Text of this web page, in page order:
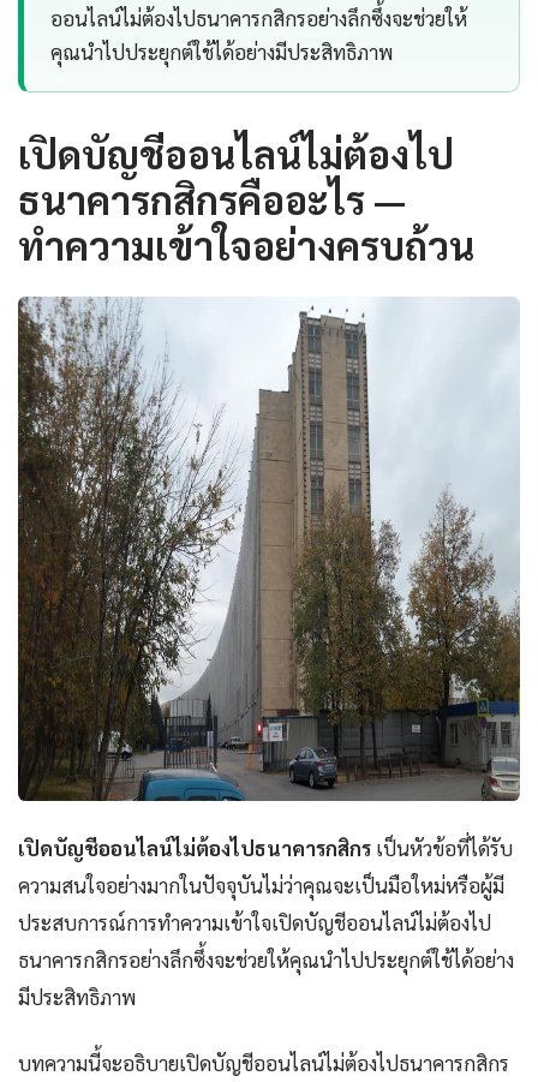
ออนไลน์ไม่ต้องไปธนาคารกสิกรอย่างลึกซึ้งจะช่วยให้
คุณนำไปประยุกต์ใช้ได้อย่างมีประสิทธิภาพ
เปิดบัญชีออนไลน์ไม่ต้องไป
ธนาคารกสิกรคืออะไร —
ทำความเข้าใจอย่างครบถ้วน
เปิดบัญชีออนไลน์ไม่ต้องไปธนาคารกสิกร เป็นหัวข้อที่ได้รับ
ความสนใจอย่างมากในปัจจุบันไม่ว่าคุณจะเป็นมือใหม่หรือผู้มี
ประสบการณ์การทำความเข้าใจเปิดบัญชีออนไลน์ไม่ต้องไป
ธนาคารกสิกรอย่างลึกซึ้งจะช่วยให้คุณนำไปประยุกต์ใช้ได้อย่าง
มีประสิทธิภาพ
บทความนี้จะอธิบายเปิดบัญชีออนไลน์ไม่ต้องไปธนาคารกสิกร